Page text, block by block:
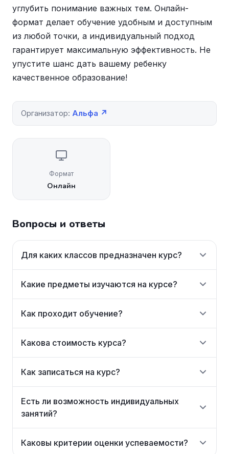
углубить понимание важных тем. Онлайн-
формат делает обучение удобным и доступным
из любой точки, а индивидуальный подход
гарантирует максимальную эффективность. Не
упустите шанс дать вашему ребенку
качественное образование!
Организатор: Альфа ↗
Формат
Онлайн
Вопросы и ответы
Для каких классов предназначен курс?
Какие предметы изучаются на курсе?
Как проходит обучение?
Какова стоимость курса?
Как записаться на курс?
Есть ли возможность индивидуальных
занятий?
Каковы критерии оценки успеваемости?